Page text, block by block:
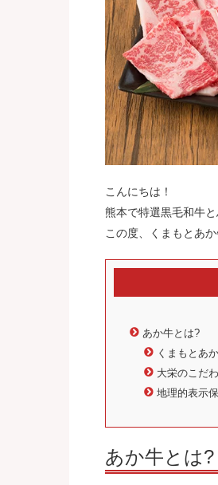
こんにちは！
熊本で特選黒毛和牛
この度、くまもとあ
あか牛とは?
くまもとあ
大栄のこだ
地理的表示
あか牛とは?